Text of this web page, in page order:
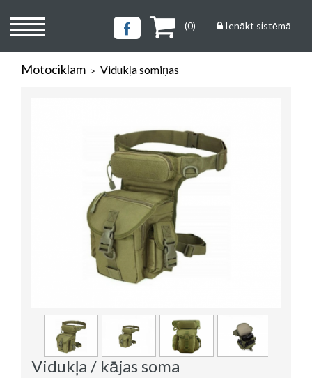
Ienākt sistēmā
(0)
Motociklam > Vidukļa somiņas
Vidukļa / kājas soma